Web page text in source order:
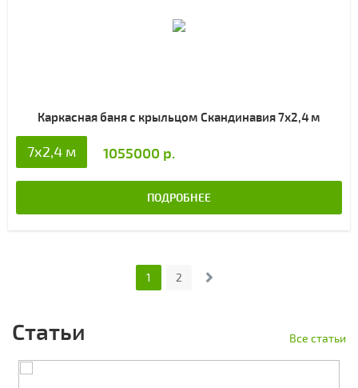
Каркасная баня с крыльцом Скандинавия 7х2,4 м
7х2,4 м 1055000 р.
ПОДРОБНЕЕ
1 2
Статьи Все статьи